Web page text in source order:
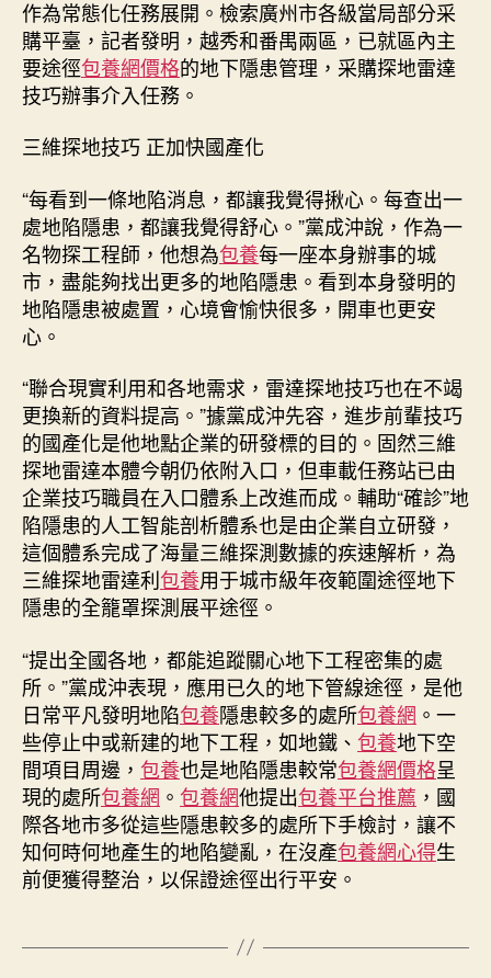
作為常態化任務展開。檢索廣州市各級當局部分采
購平臺，記者發明，越秀和番禺兩區，已就區內主
要途徑包養網價格的地下隱患管理，采購探地雷達
技巧辦事介入任務。
三維探地技巧 正加快國產化
“每看到一條地陷消息，都讓我覺得揪心。每查出一
處地陷隱患，都讓我覺得舒心。”黨成沖說，作為一
名物探工程師，他想為包養每一座本身辦事的城
市，盡能夠找出更多的地陷隱患。看到本身發明的
地陷隱患被處置，心境會愉快很多，開車也更安
心。
“聯合現實利用和各地需求，雷達探地技巧也在不竭
更換新的資料提高。”據黨成沖先容，進步前輩技巧
的國產化是他地點企業的研發標的目的。固然三維
探地雷達本體今朝仍依附入口，但車載任務站已由
企業技巧職員在入口體系上改進而成。輔助“確診”地
陷隱患的人工智能剖析體系也是由企業自立研發，
這個體系完成了海量三維探測數據的疾速解析，為
三維探地雷達利包養用于城市級年夜範圍途徑地下
隱患的全籠罩探測展平途徑。
“提出全國各地，都能追蹤關心地下工程密集的處
所。”黨成沖表現，應用已久的地下管線途徑，是他
日常平凡發明地陷包養隱患較多的處所包養網 。一
些停止中或新建的地下工程，如地鐵、 包養地下空
間項目周邊， 包養也是地陷隱患較常包養網價格呈
現的處所包養網 。 包養網他提出包養平台推薦 ，國
際各地市多從這些隱患較多的處所下手檢討，讓不
知何時何地產生的地陷變亂，在沒產包養網心得生
前便獲得整治，以保證途徑出行平安。